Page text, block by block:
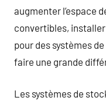
augmenter l’espace
convertibles,
pour des systèmes
faire une grande
Les systèmes de